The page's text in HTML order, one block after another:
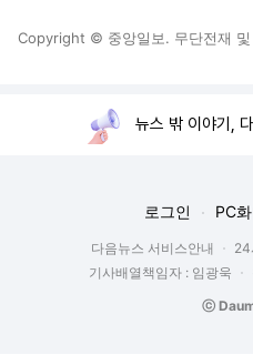
Copyright © 중앙일보. 무단전재 및
뉴스 밖 이야기,
로그인 PC
다음뉴스 서비스안내 24
기사배열책임자 : 임광욱
ⓒ